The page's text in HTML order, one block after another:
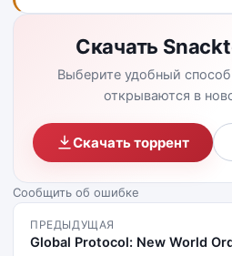
Скачать
Выберите удобный
открываются в
Скачать торрент
Сообщить об ошибке
ПРЕДЫДУЩАЯ
Global Protocol: New World